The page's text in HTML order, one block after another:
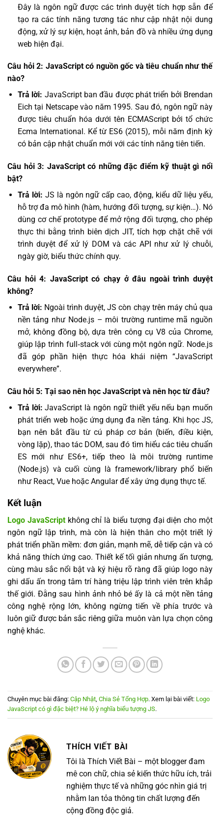
Đây là ngôn ngữ được các trình duyệt tích hợp sẵn để
tạo ra các tính năng tương tác như cập nhật nội dung
động, xử lý sự kiện, hoạt ảnh, bản đồ và nhiều ứng dụng
web hiện đại.
Câu hỏi 2: JavaScript có nguồn gốc và tiêu chuẩn như thế
nào?
Trả lời: JavaScript ban đầu được phát triển bởi Brendan
Eich tại Netscape vào năm 1995. Sau đó, ngôn ngữ này
được tiêu chuẩn hóa dưới tên ECMAScript bởi tổ chức
Ecma International. Kể từ ES6 (2015), mỗi năm định kỳ
có bản cập nhật chuẩn mới với các tính năng tiên tiến.
Câu hỏi 3: JavaScript có những đặc điểm kỹ thuật gì nổi
bật?
Trả lời: JS là ngôn ngữ cấp cao, động, kiểu dữ liệu yếu,
hỗ trợ đa mô hình (hàm, hướng đối tượng, sự kiện…). Nó
dùng cơ chế prototype để mở rộng đối tượng, cho phép
thực thi bằng trình biên dịch JIT, tích hợp chặt chẽ với
trình duyệt để xử lý DOM và các API như xử lý chuỗi,
ngày giờ, biểu thức chính quy.
Câu hỏi 4: JavaScript có chạy ở đâu ngoài trình duyệt
không?
Trả lời: Ngoài trình duyệt, JS còn chạy trên máy chủ qua
nền tảng như Node.js – môi trường runtime mã nguồn
mở, không đồng bộ, dựa trên công cụ V8 của Chrome,
giúp lập trình full‑stack với cùng một ngôn ngữ. Node.js
đã góp phần hiện thực hóa khái niệm “JavaScript
everywhere”.
Câu hỏi 5: Tại sao nên học JavaScript và nên học từ đâu?
Trả lời:JavaScript là ngôn ngữ thiết yếu nếu bạn muốn
phát triển web hoặc ứng dụng đa nền tảng. Khi học JS,
bạn nên bắt đầu từ cú pháp cơ bản (biến, điều kiện,
vòng lặp), thao tác DOM, sau đó tìm hiểu các tiêu chuẩn
ES mới như ES6+, tiếp theo là môi trường runtime
(Node.js) và cuối cùng là framework/library phổ biến
như React, Vue hoặc Angular để xây ứng dụng thực tế.
Kết luận
Logo JavaScriptkhông chỉ là biểu tượng đại diện cho một
ngôn ngữ lập trình, mà còn là hiện thân cho một triết lý
phát triển phần mềm: đơn giản, mạnh mẽ, dễ tiếp cận và có
khả năng thích ứng cao. Thiết kế tối giản nhưng ấn tượng,
cùng màu sắc nổi bật và ký hiệu rõ ràng đã giúp logo này
ghi dấu ấn trong tâm trí hàng triệu lập trình viên trên khắp
thế giới. Đằng sau hình ảnh nhỏ bé ấy là cả một nền tảng
công nghệ rộng lớn, không ngừng tiến về phía trước và
luôn giữ được bản sắc riêng giữa muôn vàn lựa chọn công
nghệ khác.
Chuyên mục bài đăng: Cập Nhật, Chia Sẻ Tổng Hợp. Xem lại bài viết: Logo
JavaScript có gì đặc biệt? Hé lộ ý nghĩa biểu tượng JS.
THÍCH VIẾT BÀI
Tôi là Thích Viết Bài – một blogger đam
mê con chữ, chia sẻ kiến thức hữu ích, trải
nghiệm thực tế và những góc nhìn giá trị
nhằm lan tỏa thông tin chất lượng đến
cộng đồng độc giả.